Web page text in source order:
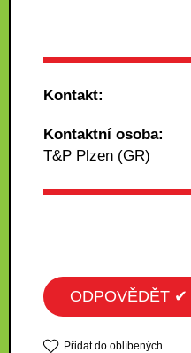
Kontakt:
Kontaktní osoba:
T&P Plzen (GR)
ODPOVĚDĚT ✔
Přidat do oblíbených